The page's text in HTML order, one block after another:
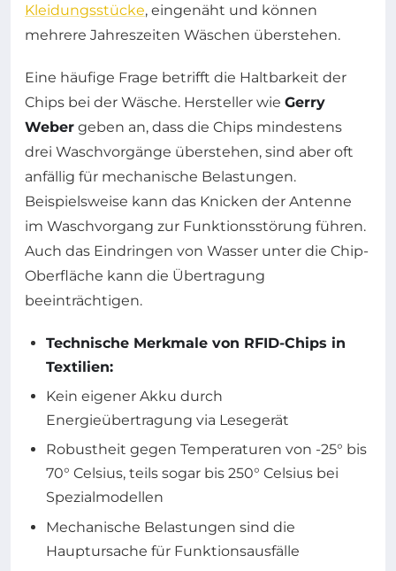
Kleidungsstücke, eingenäht und können
mehrere Jahreszeiten Wäschen überstehen.
Eine häufige Frage betrifft die Haltbarkeit der
Chips bei der Wäsche. Hersteller wie Gerry
Weber geben an, dass die Chips mindestens
drei Waschvorgänge überstehen, sind aber oft
anfällig für mechanische Belastungen.
Beispielsweise kann das Knicken der Antenne
im Waschvorgang zur Funktionsstörung führen.
Auch das Eindringen von Wasser unter die Chip-
Oberfläche kann die Übertragung
beeinträchtigen.
Technische Merkmale von RFID-Chips in
Textilien:
Kein eigener Akku durch
Energieübertragung via Lesegerät
Robustheit gegen Temperaturen von -25° bis
70° Celsius, teils sogar bis 250° Celsius bei
Spezialmodellen
Mechanische Belastungen sind die
Hauptursache für Funktionsausfälle